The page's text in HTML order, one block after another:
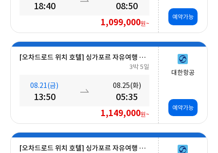
18:40 08:50
1,099,000원~
예약가능
[오차드로드 위치 호텔] 싱가포르 자유여행 5일 #조식포함
3박 5일
08.21(금)
13:50
08.25(화)
05:35
1,149,000원~
대한항공
예약가능
[오차드로드 위치 호텔] 싱가포르 자유여행 5일 #조식포함